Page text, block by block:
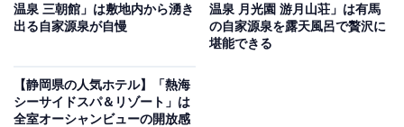
Amazonのセール商品から売れ筋ランキングまで、毎日のお買いも
のがもっと楽しく、もっとお得になる情報をお届け。編集部員によ
※本記事で紹介している商品の購入やサービスの利用により、売上の一部が
温泉 三朝館」は敷地内から湧き
出る自家源泉が自慢
温泉 月光園 游月山荘」は有馬
の自家源泉を露天風呂で贅沢に
堪能できる
【静岡県の人気ホテル】「熱海
シーサイドスパ＆リゾート」は
全室オーシャンビューの開放感